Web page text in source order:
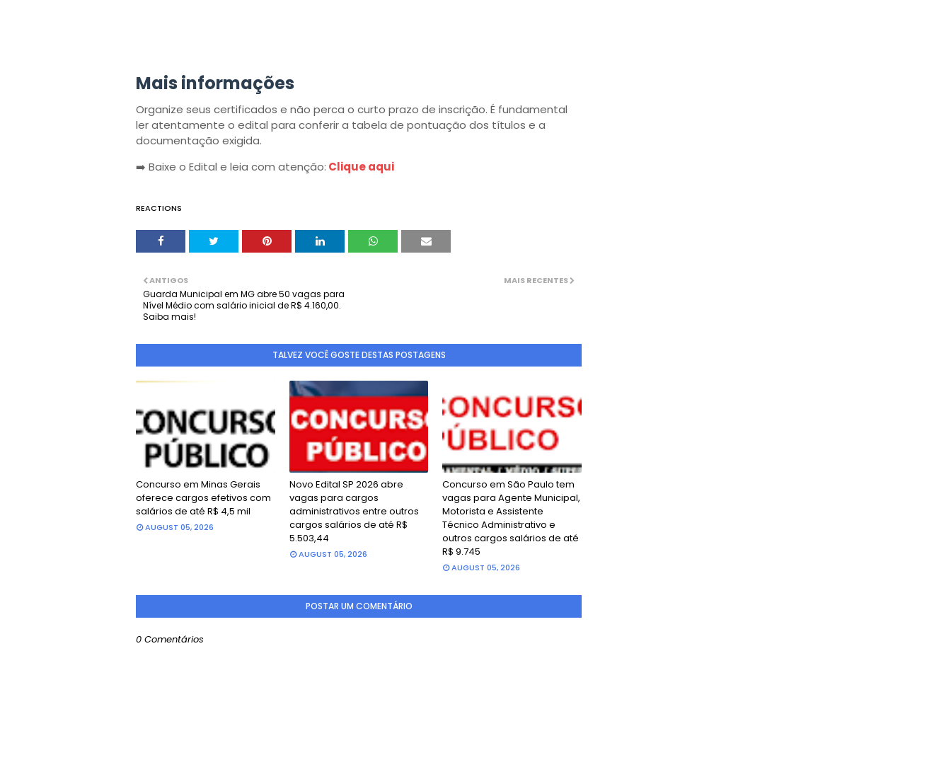
Mais informações
Organize seus certificados e não perca o curto prazo de inscrição. É fundamental
ler atentamente o edital para conferir a tabela de pontuação dos títulos e a
documentação exigida.
➡️ Baixe o Edital e leia com atenção: Clique aqui
REACTIONS
MAIS RECENTES
ANTIGOS
Guarda Municipal em MG abre 50 vagas para
Nível Médio com salário inicial de R$ 4.160,00.
Saiba mais!
TALVEZ VOCÊ GOSTE DESTAS POSTAGENS
Concurso em Minas Gerais
oferece cargos efetivos com
salários de até R$ 4,5 mil
AUGUST 05, 2026
Novo Edital SP 2026 abre
vagas para cargos
administrativos entre outros
cargos salários de até R$
5.503,44
AUGUST 05, 2026
Concurso em São Paulo tem
vagas para Agente Municipal,
Motorista e Assistente
Técnico Administrativo e
outros cargos salários de até
R$ 9.745
AUGUST 05, 2026
POSTAR UM COMENTÁRIO
0 Comentários